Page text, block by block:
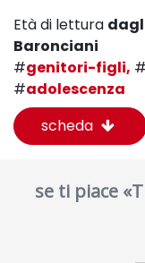
Età di lettura
Baronciani
#genitori-figli, #
#adolescenza
scheda
se ti piace